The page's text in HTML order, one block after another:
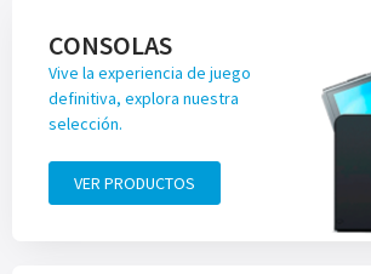
CONSOLAS
Vive la experiencia de juego
definitiva, explora nuestra
selección.
VER PRODUCTOS